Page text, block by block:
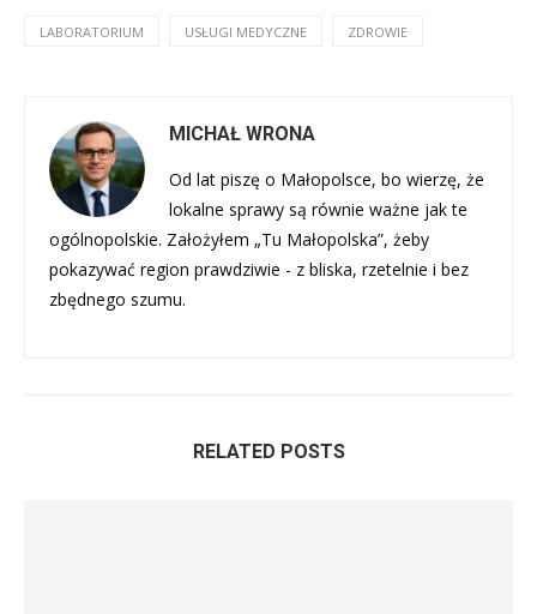
LABORATORIUM USŁUGI MEDYCZNE ZDROWIE
MICHAŁ WRONA
Od lat piszę o Małopolsce, bo wierzę, że
lokalne sprawy są równie ważne jak te
ogólnopolskie. Założyłem „Tu Małopolska”, żeby
pokazywać region prawdziwie - z bliska, rzetelnie i bez
zbędnego szumu.
RELATED POSTS